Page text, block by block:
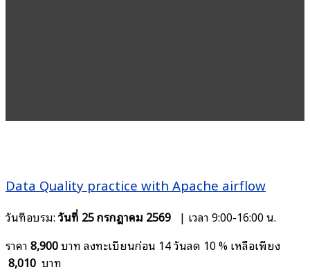
Data Quality practice with Apache airflow
วันที่อบรม:วันที่ 25 กรกฎาคม 2569 | เวลา 9:00-16:00 น.
ราคา8,900บาท ลงทะเบียนก่อน 14 วันลด 10 % เหลือเพียง
8,010 บาท